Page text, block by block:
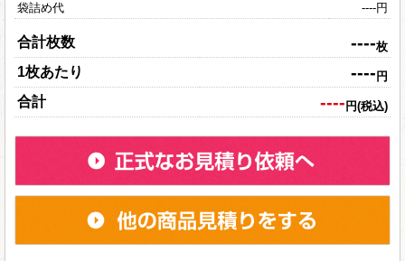
袋詰め代
----円
合計枚数 ----枚
1枚あたり ---- 円
合計 ---- 円(税込)